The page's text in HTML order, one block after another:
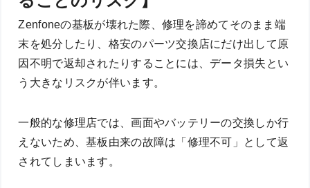
Zenfoneの基板が壊れた際、修理を諦めてそのまま端
末を処分したり、格安のパーツ交換店にだけ出して原
因不明で返却されたりすることには、データ損失とい
う大きなリスクが伴います。
一般的な修理店では、画面やバッテリーの交換しか行
えないため、基板由来の故障は「修理不可」として返
されてしまいます。